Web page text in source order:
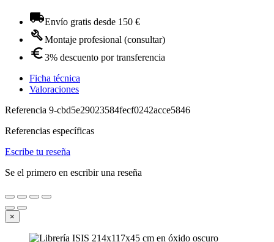
Envío gratis desde 150 €
Montaje profesional (consultar)
3% descuento por transferencia
Ficha técnica
Valoraciones
Referencia 9-cbd5e29023584fecf0242acce5846
Referencias específicas
Escribe tu reseña
Se el primero en escribir una reseña
×